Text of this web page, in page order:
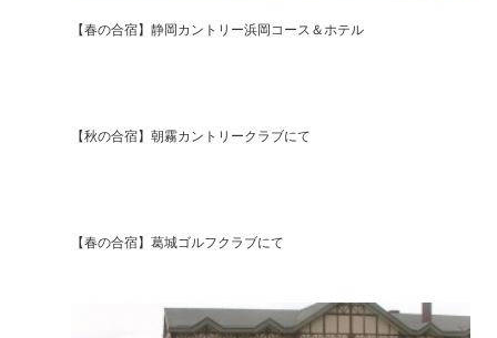
【春の合宿】静岡カントリー浜岡コース＆ホテル
【秋の合宿】朝霧カントリークラブにて
【春の合宿】葛城ゴルフクラブにて